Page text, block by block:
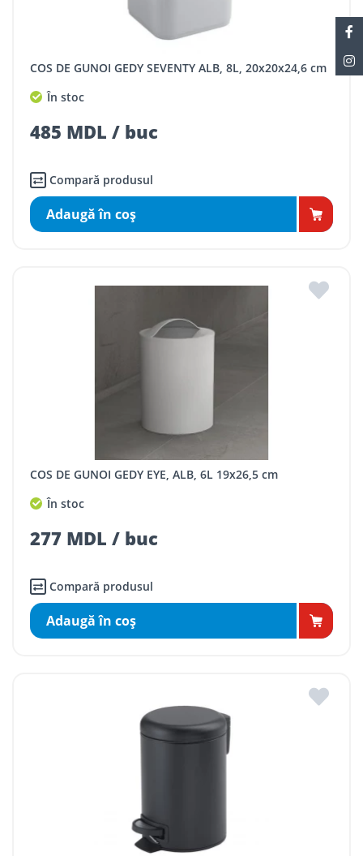
COS DE GUNOI GEDY SEVENTY ALB, 8L, 20x20x24,6 cm
În stoc
485 MDL / buc
Compară produsul
Adaugă în coş
COS DE GUNOI GEDY EYE, ALB, 6L 19x26,5 cm
În stoc
277 MDL / buc
Compară produsul
Adaugă în coş